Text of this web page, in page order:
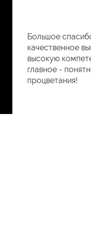
Большое
качественное
высокую
главное -
процветания!